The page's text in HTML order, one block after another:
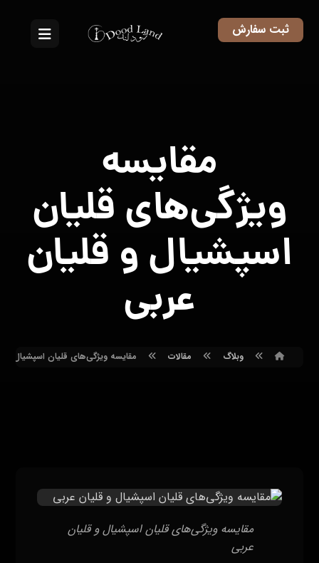
ثبت سفارش
مقایسه
ویژگی‌های قلیان
اسپشیال و قلیان
عربی
وبلاگ مقالات مقایسه ویژگی‌های قلیان اسپشیال و
مقایسه ویژگی‌های قلیان اسپشیال و قلیان
عربی